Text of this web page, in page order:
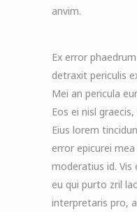
anvim.
Ex error
detraxit periculis
Mei an pericula
Eos ei nisl
Eius lorem
error epicurei
moderatius id. Vis
eu qui purto zril
interpretaris pro,